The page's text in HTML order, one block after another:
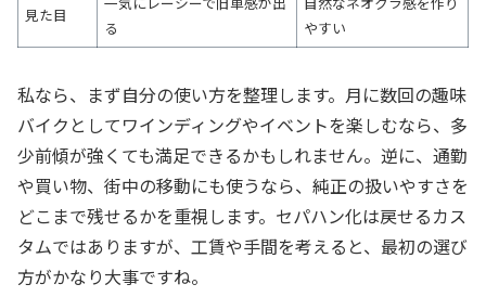
見た目
る
やすい
私なら、まず自分の使い方を整理します。月に数回の趣味
バイクとしてワインディングやイベントを楽しむなら、多
少前傾が強くても満足できるかもしれません。逆に、通勤
や買い物、街中の移動にも使うなら、純正の扱いやすさを
どこまで残せるかを重視します。セパハン化は戻せるカス
タムではありますが、工賃や手間を考えると、最初の選び
方がかなり大事ですね。